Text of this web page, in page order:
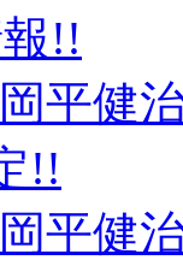
!!
岡平健
!!
岡平健